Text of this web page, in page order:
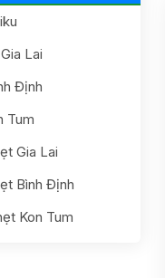
Lai
Định
Tum
Gia Lai
Bình Định
Kon Tum